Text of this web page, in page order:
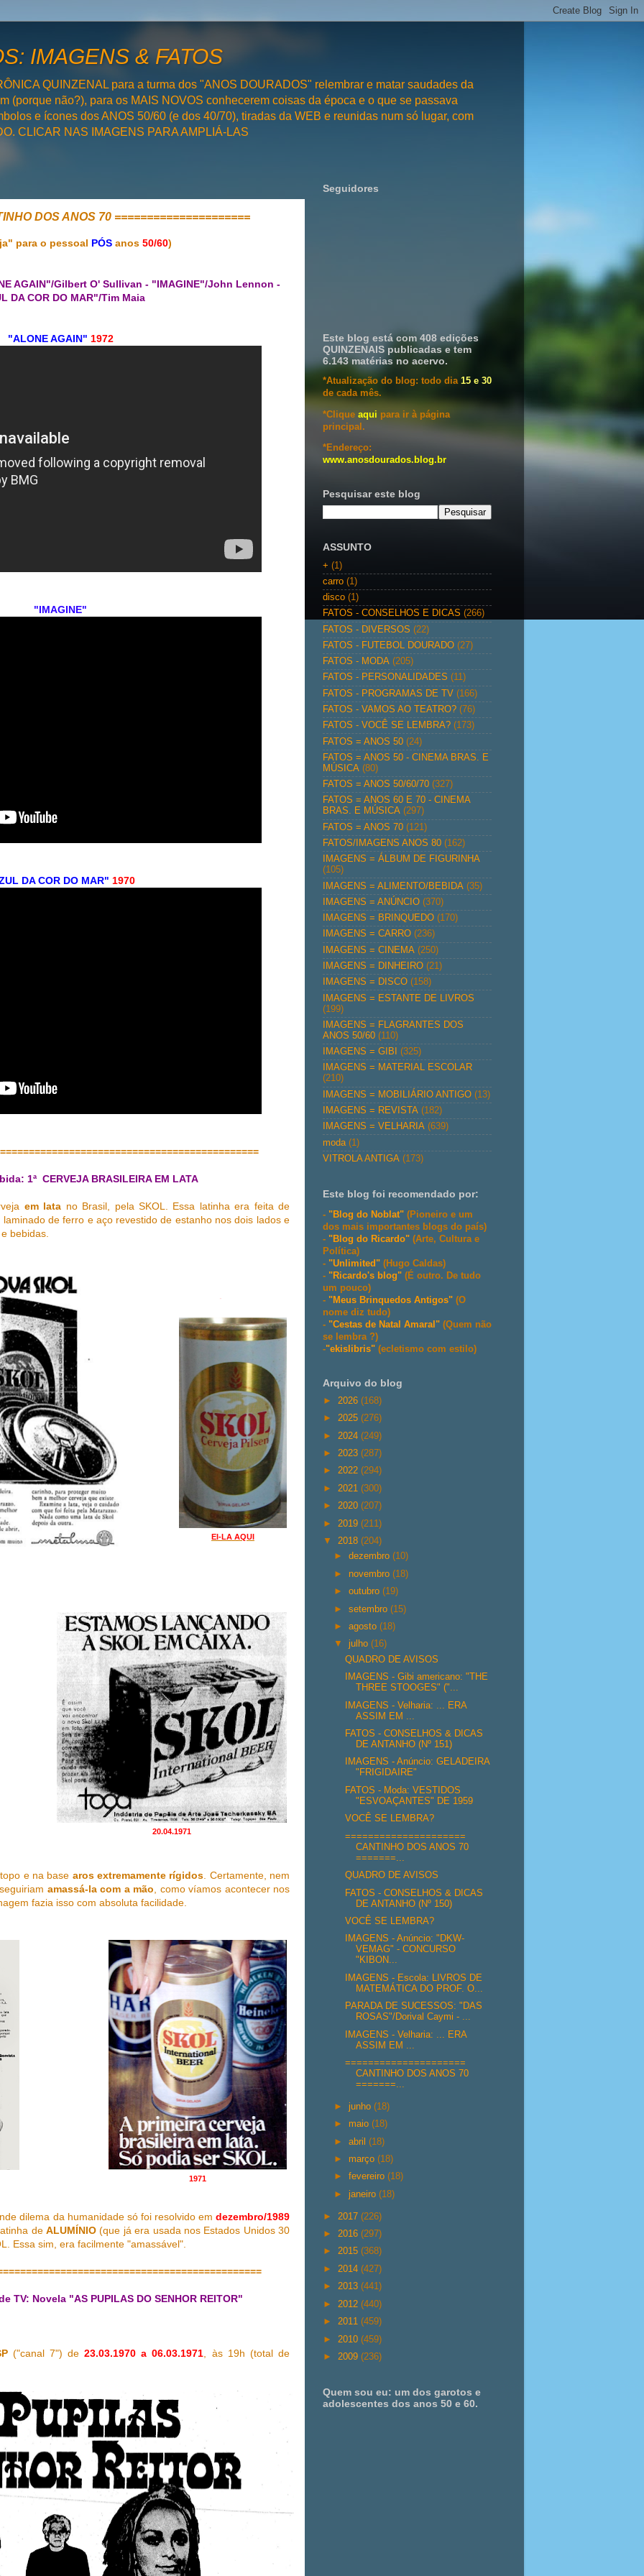
IMAGENS & FATOS
QUINZENAL para a turma dos "ANOS DOURADOS" relembrar e matar saudades da
(porque não?), para os MAIS NOVOS conhecerem coisas da época e o que se passava
e ícones dos ANOS 50/60 (e dos 40/70), tiradas da WEB e reunidas num só lugar, com
CLICAR NAS IMAGENS PARA AMPLIÁ-LAS
DOS ANOS 70 =====================
para o pessoal PÓS anos 50/60)
AGAIN"/Gilbert O' Sullivan - "IMAGINE"/John Lennon -
DA COR DO MAR"/Tim Maia
"ALONE AGAIN" 1972
"IMAGINE"
DA COR DO MAR" 1970
1ª CERVEJA BRASILEIRA EM LATA
em lata no Brasil, pela SKOL. Essa latinha era feita de
de ferro e aço revestido de estanho nos dois lados e
bebidas.
EI-LA AQUI
20.04.1971
e na base aros extremamente rígidos. Certamente, nem
amassá-la com a mão, como víamos acontecer nos
fazia isso com absoluta facilidade.
1971
dilema da humanidade só foi resolvido em dezembro/1989
de ALUMÍNIO (que já era usada nos Estados Unidos 30
Essa sim, era facilmente "amassável".
TV: Novela "AS PUPILAS DO SENHOR REITOR"
("canal 7") de23.03.1970 a 06.03.1971, às 19h (total de
Seguidores
Este blog está com 408 edições
QUINZENAIS publicadas e tem
6.143 matérias no acervo.
*Atualização do blog: todo dia 15 e 30
de cada mês.
*Clique aqui para ir à página
principal.
*Endereço:
www.anosdourados.blog.br
Pesquisar este blog
ASSUNTO
+ (1)
carro (1)
disco (1)
FATOS - CONSELHOS E DICAS (266)
FATOS - DIVERSOS (22)
FATOS - FUTEBOL DOURADO (27)
FATOS - MODA (205)
FATOS - PERSONALIDADES (11)
FATOS - PROGRAMAS DE TV (166)
FATOS - VAMOS AO TEATRO? (76)
FATOS - VOCÊ SE LEMBRA? (173)
FATOS = ANOS 50 (24)
FATOS = ANOS 50 - CINEMA BRAS. E
MÚSICA (80)
FATOS = ANOS 50/60/70 (327)
FATOS = ANOS 60 E 70 - CINEMA
BRAS. E MÚSICA (297)
FATOS = ANOS 70 (121)
FATOS/IMAGENS ANOS 80 (162)
IMAGENS = ÁLBUM DE FIGURINHA
(105)
IMAGENS = ALIMENTO/BEBIDA (35)
IMAGENS = ANÚNCIO (370)
IMAGENS = BRINQUEDO (170)
IMAGENS = CARRO (236)
IMAGENS = CINEMA (250)
IMAGENS = DINHEIRO (21)
IMAGENS = DISCO (158)
IMAGENS = ESTANTE DE LIVROS
(199)
IMAGENS = FLAGRANTES DOS
ANOS 50/60 (110)
IMAGENS = GIBI
(325)
IMAGENS = MATERIAL ESCOLAR
(210)
IMAGENS = MOBILIÁRIO ANTIGO (13)
IMAGENS = REVISTA (182)
IMAGENS = VELHARIA (639)
moda (1)
VITROLA ANTIGA (173)
Este blog foi recomendado por:
- "Blog do Noblat" (Pioneiro e um
dos mais importantes blogs do país)
- "Blog do Ricardo" (Arte, Cultura e
Política)
- "Unlimited" (Hugo Caldas)
- "Ricardo's blog" (É outro. De tudo
um pouco)
- "Meus Brinquedos Antigos" (O
nome diz tudo)
- "Cestas de Natal Amaral" (Quem não
se lembra ?)
-"ekislibris" (ecletismo com estilo)
Arquivo do blog
► 2026 (168)
► 2025 (276)
► 2024 (249)
► 2023 (287)
► 2022 (294)
► 2021 (300)
► 2020 (207)
► 2019 (211)
▼ 2018 (204)
►dezembro(10)
► novembro(18)
►outubro(19)
►setembro(15)
►agosto(18)
▼julho(16)
QUADRO DE AVISOS
IMAGENS - Gibi americano: "THE
THREE STOOGES" ("...
IMAGENS - Velharia: ... ERA
ASSIM EM ...
FATOS - CONSELHOS & DICAS
DE ANTANHO (Nº 151)
IMAGENS - Anúncio: GELADEIRA
"FRIGIDAIRE"
FATOS - Moda: VESTIDOS
"ESVOAÇANTES" DE 1959
VOCÊ SE LEMBRA?
=====================
CANTINHO DOS ANOS 70
=======...
QUADRO DE AVISOS
FATOS - CONSELHOS & DICAS
DE ANTANHO (Nº 150)
VOCÊ SE LEMBRA?
IMAGENS - Anúncio: "DKW-
VEMAG" - CONCURSO
"KIBON...
IMAGENS - Escola: LIVROS DE
MATEMÁTICA DO PROF. O...
PARADA DE SUCESSOS: "DAS
ROSAS"/Dorival Caymi - ...
IMAGENS - Velharia: ... ERA
ASSIM EM ...
=====================
CANTINHO DOS ANOS 70
=======...
►junho(18)
► maio(18)
►abril(18)
► março(18)
►fevereiro(18)
►janeiro(18)
► 2017 (226)
► 2016 (297)
► 2015 (368)
► 2014 (427)
► 2013 (441)
► 2012 (440)
► 2011 (459)
► 2010 (459)
► 2009 (236)
Quem sou eu: um dos garotos e
adolescentes dos anos 50 e 60.